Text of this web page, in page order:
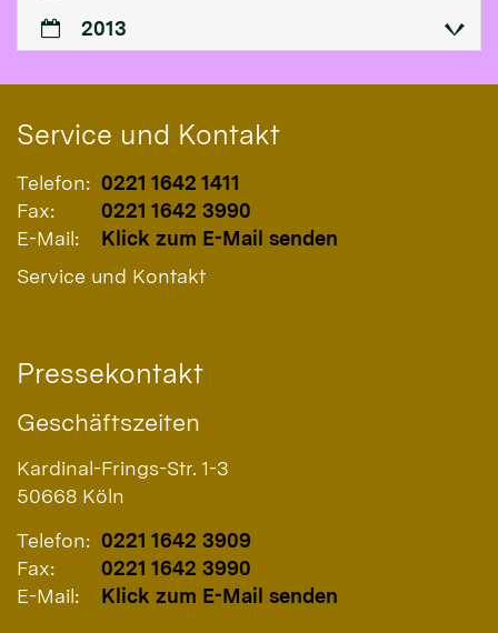
2013
Service und Kontakt
Telefon: 0221 1642 1411
Fax:
0221 1642 3990
E-Mail:
Klick zum E-Mail senden
Service und Kontakt
Pressekontakt
Geschäftszeiten
Kardinal-Frings-Str. 1-3
50668 Köln
Telefon: 0221 1642 3909
Fax:
0221 1642 3990
E-Mail:
Klick zum E-Mail senden